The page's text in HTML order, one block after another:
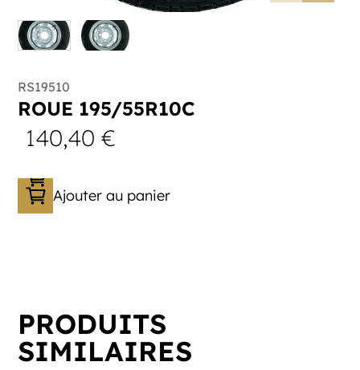
RS19510
ROUE 195/55R10C
140,40€
Ajouter au panier
PRODUITS
SIMILAIRES